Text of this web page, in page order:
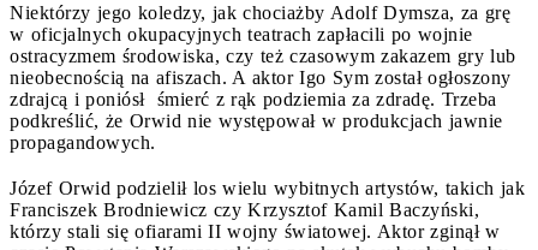
Niektórzy jego koledzy, jak chociażby Adolf Dymsza, za grę
w oficjalnych okupacyjnych teatrach zapłacili po wojnie
ostracyzmem środowiska, czy też czasowym zakazem gry lub
nieobecnością na afiszach. A aktor Igo Sym został ogłoszony
zdrajcą i poniósł śmierć z rąk podziemia za zdradę. Trzeba
podkreślić, że Orwid nie występował w produkcjach jawnie
propagandowych.
Józef Orwid podzielił los wielu wybitnych artystów, takich jak
Franciszek Brodniewicz czy Krzysztof Kamil Baczyński,
którzy stali się ofiarami II wojny światowej. Aktor zginął w